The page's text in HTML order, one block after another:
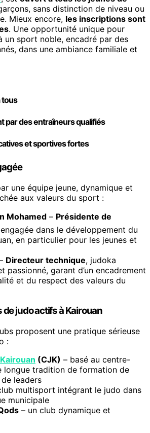
sans distinction de niveau ou
Mieux encore, les inscriptions sont
. Une opportunité unique pour
un sport noble, encadré par des
dans une ambiance familiale et
tous
par des entraîneurs qualifiés
et sportives fortes
une équipe jeune, dynamique et
aux valeurs du sport :
Mohamed – Présidente de
dans le développement du
en particulier pour les jeunes et
Directeur technique, judoka
passionné, garant d’un encadrement
et du respect des valeurs du
de judo actifs à Kairouan
proposent une pratique sérieuse
:
(CJK) – basé au centre-
longue tradition de formation de
leaders
multisport intégrant le judo dans
municipale
– un club dynamique et